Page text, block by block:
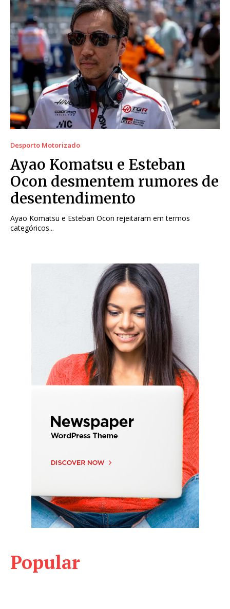
Desporto Motorizado
Ayao Komatsu e Esteban
Ocon desmentem rumores de
desentendimento
Ayao Komatsu e Esteban Ocon rejeitaram em termos
categóricos...
Popular